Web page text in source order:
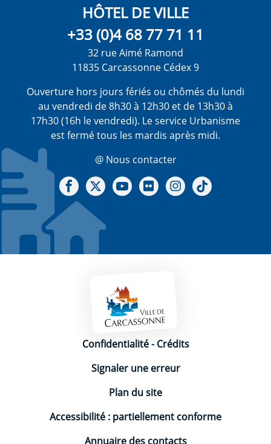
HÔTEL DE VILLE
+33 (0)4 68 77 71 11
32 rue Aimé Ramond
11835 Carcassonne Cédex 9
Ouverture hors jours fériés ou chômés du lundi
au vendredi de 8h30 à 12h30 et de 13h30 à
17h30 (16h le vendredi). Le service Urbanisme
est fermé tous les mardis après midi.
@ Nous contacter
Notre Facebook
Notre X - (twitter)
Notre chaine Youtube
Notre Gallerie sur Flickr
Notre Instagram
Mentions légales
Confidentialité-Crédits
Signaler une erreur
Plan du site
Accessibilité : partiellement conforme
Annuaire des contacts